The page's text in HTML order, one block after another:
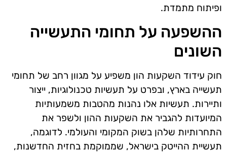
ופיתוח מתמדת.
ההשפעה על תחומי התעשייה
השונים
חוק עידוד השקעות הון משפיע על מגוון רחב של תחומי
תעשייה בארץ, ובפרט על תעשיות טכנולוגיות, ייצור
ותיירות. תעשיות אלו נהנות מהטבות משמעותיות
המיועדות להגביר את השקעות ההון ולשפר את
התחרותיות שלהן בשוק המקומי והעולמי. לדוגמה,
תעשיית ההייטק בישראל, שממוקמת בחזית החדשנות,